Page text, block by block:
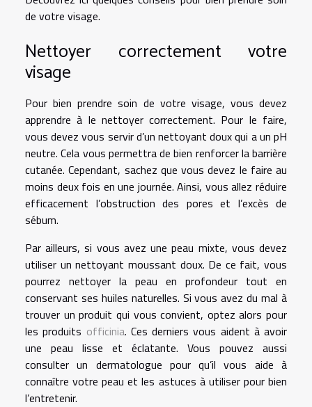
de votre visage.
Nettoyer correctement votre
visage
Pour bien prendre soin de votre visage, vous devez
apprendre à le nettoyer correctement. Pour le faire,
vous devez vous servir d’un nettoyant doux qui a un pH
neutre. Cela vous permettra de bien renforcer la barrière
cutanée. Cependant, sachez que vous devez le faire au
moins deux fois en une journée. Ainsi, vous allez réduire
efficacement l’obstruction des pores et l’excès de
sébum.
Par ailleurs, si vous avez une peau mixte, vous devez
utiliser un nettoyant moussant doux. De ce fait, vous
pourrez nettoyer la peau en profondeur tout en
conservant ses huiles naturelles. Si vous avez du mal à
trouver un produit qui vous convient, optez alors pour
les produits officinia. Ces derniers vous aident à avoir
une peau lisse et éclatante. Vous pouvez aussi
consulter un dermatologue pour qu’il vous aide à
connaître votre peau et les astuces à utiliser pour bien
l’entretenir.